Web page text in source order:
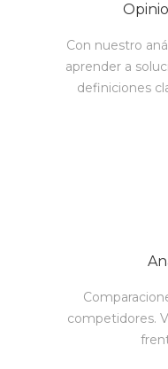
Con nuestro
aprender a
definiciones
competidores.